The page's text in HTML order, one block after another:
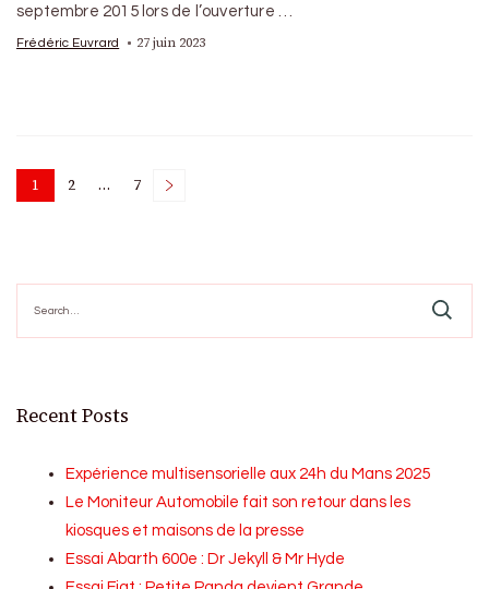
septembre 2015 lors de l’ouverture …
Frédéric Euvrard 27 juin 2023
Posts
Page
1 Page
2 … Page
7
for:
Recent Posts
Expérience multisensorielle aux 24h du Mans 2025
Le Moniteur Automobile fait son retour dans les
kiosques et maisons de la presse
Essai Abarth 600e : Dr Jekyll & Mr Hyde